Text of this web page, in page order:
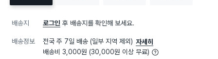
배송지 로그인 후 배송지를 확인해 보세요.
배송정보 전국 주 7일 배송 (일부 지역 제외) 자세히
배송비 3,000원 (30,000원 이상 무료)